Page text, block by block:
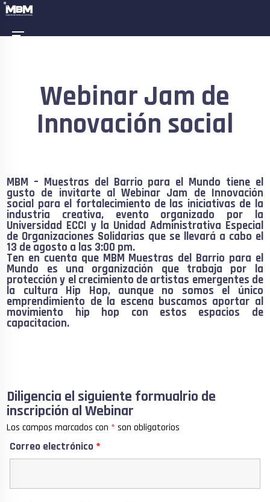
Webinar Jam de
Innovación social
MBM – Muestras del Barrio para el Mundo tiene el
gusto de invitarte al Webinar Jam de Innovación
social para el fortalecimiento de las iniciativas de la
industria creativa, evento organizado por la
Universidad ECCI y la Unidad Administrativa Especial
de Organizaciones Solidarias que se llevará a cabo el
13 de agosto a las 3:00 pm.
Ten en cuenta que MBM Muestras del Barrio para el
Mundo es una organización que trabaja por la
protección y el crecimiento de artistas emergentes de
la cultura Hip Hop, aunque no somos el único
emprendimiento de la escena buscamos aportar al
movimiento hip hop con estos espacios de
capacitacion.
Diligencia el siguiente formualrio de
inscripción al Webinar
Los campos marcados con * son obligatorios
Correo electrónico *